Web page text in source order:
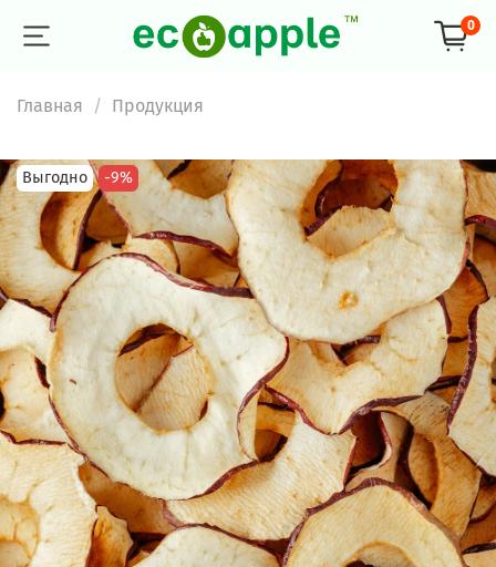
0
Главная Продукция
Выгодно -9%